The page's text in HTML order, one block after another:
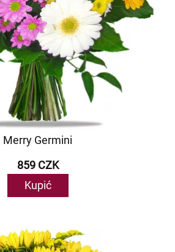
Merry Germini
859 CZK
Kupić